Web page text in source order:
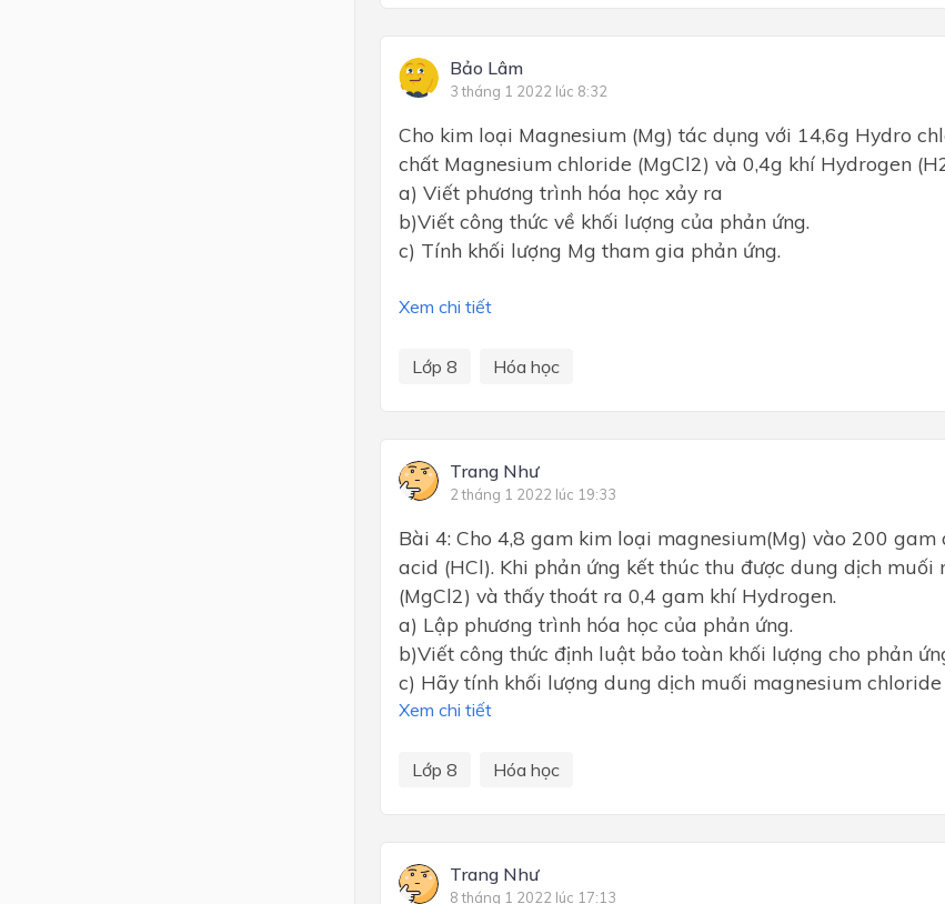
Bảo Lâm
3 tháng 1 2022 lúc 8:32
Cho kim loại Magnesium (Mg) tác dụng với 14,6g Hydro
chất Magnesium chloride (MgCl2) và 0,4g khí Hydrogen
a) Viết phương trình hóa học xảy ra
b)Viết công thức về khối lượng của phản ứng.
c) Tính khối lượng Mg tham gia phản ứng.
Xem chi tiết
Lớp 8 Hóa học
Trang Như
2 tháng 1 2022 lúc 19:33
Bài 4: Cho 4,8 gam kim loại magnesium(Mg) vào 200
acid (HCl). Khi phản ứng kết thúc thu được dung dịch muối
(MgCl2) và thấy thoát ra 0,4 gam khí Hydrogen.
a) Lập phương trình hóa học của phản ứng.
b)Viết công thức định luật bảo toàn khối lượng cho phản
c) Hãy tính khối lượng dung dịch muối magnesium chloride
Xem chi tiết
Lớp 8 Hóa học
Trang Như
8 tháng 1 2022 lúc 17:13